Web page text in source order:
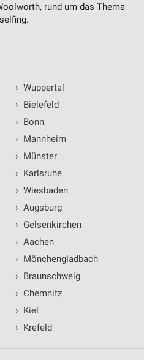
rund um das Thema
› Wuppertal
› Bielefeld
› Bonn
› Mannheim
› Münster
› Karlsruhe
› Wiesbaden
› Augsburg
› Gelsenkirchen
› Aachen
› Mönchengladbach
› Braunschweig
› Chemnitz
› Kiel
› Krefeld